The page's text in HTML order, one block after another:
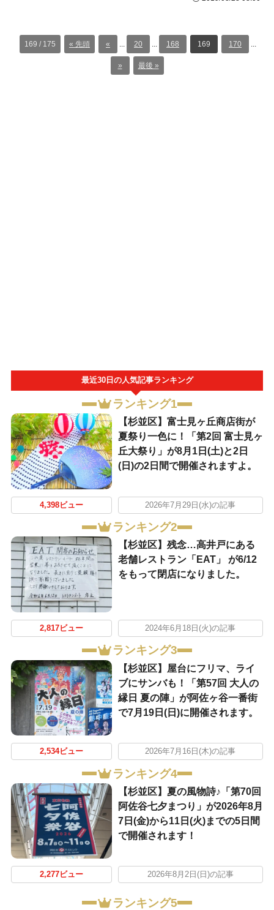
169 / 175 « 先頭 « 20 168 169 170
» 最後 »
最近30日の人気記事ランキング
ランキング1
【杉並区】富士見ヶ丘商店街が
夏祭り一色に！「第2回 富士見ヶ
丘大祭り」が8月1日(土)と2日
(日)の2日間で開催されますよ。
4,398ビュー 2026年7月29日(水)の記事
ランキング2
【杉並区】残念…高井戸にある
老舗レストラン「EAT」 が6/12
をもって閉店になりました。
2,817ビュー 2024年6月18日(火)の記事
ランキング3
【杉並区】屋台にフリマ、ライ
ブにサンバも！「第57回 大人の
縁日 夏の陣」が阿佐ヶ谷一番街
で7月19日(日)に開催されます。
2,534ビュー 2026年7月16日(木)の記事
ランキング4
【杉並区】夏の風物詩♪「第70回
阿佐谷七夕まつり」が2026年8月
7日(金)から11日(火)までの5日間
で開催されます！
2,277ビュー 2026年8月2日(日)の記事
ランキング5